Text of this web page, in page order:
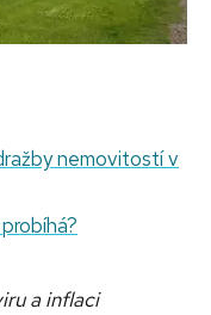
nemovitostí v
a inflaci